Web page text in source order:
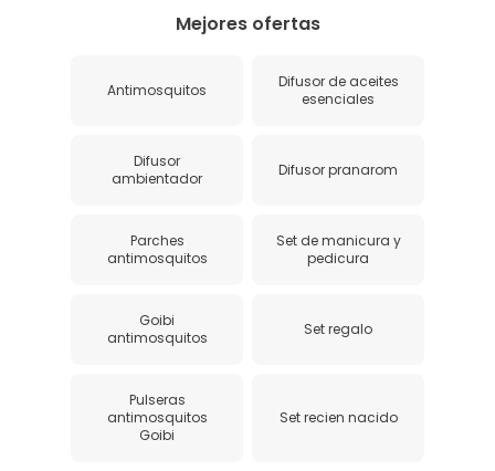
Mejores ofertas
Antimosquitos
Difusor de aceites
esenciales
Difusor
ambientador
Difusor pranarom
Parches
antimosquitos
Set de manicura y
pedicura
Goibi
antimosquitos
Set regalo
Pulseras
antimosquitos
Goibi
Set recien nacido